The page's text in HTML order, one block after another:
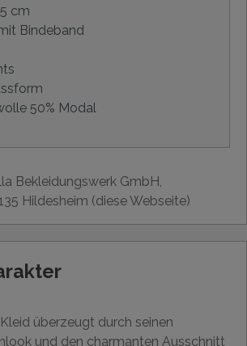
cm
Bindeband
50% Modal
Bekleidungswerk GmbH,
Hildesheim (diese Webseite)
überzeugt durch seinen
und den charmanten Ausschnitt